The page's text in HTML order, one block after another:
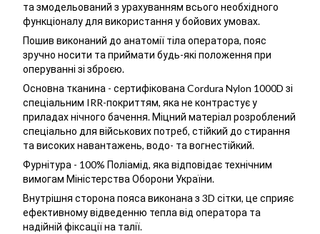
та змодельований з урахуванням всього необхідного
функціоналу для використання у бойових умовах.
Пошив виконаний до анатомії тіла оператора, пояс
зручно носити та приймати будь-які положення при
оперуванні зі зброєю.
Основна тканина - сертифікована Cordura Nylon 1000D зі
спеціальним IRR-покриттям, яка не контрастує у
приладах нічного бачення. Міцний матеріал розроблений
спеціально для військових потреб, стійкий до стирання
та високих навантажень, водо- та вогнестійкий.
Фурнітура - 100% Поліамід, яка відповідає технічним
вимогам Міністерства Оборони України.
Внутрішня сторона пояса виконана з 3D сітки, це сприяє
ефективному відведенню тепла від оператора та
надійній фіксації на талії.